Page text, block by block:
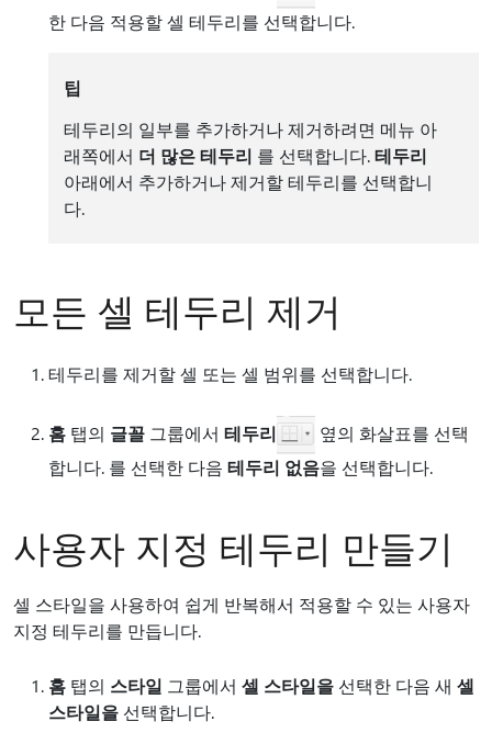
한 다음 적용할 셀 테두리를 선택합니다.
팁
테두리의 일부를 추가하거나 제거하려면 메뉴 아
래쪽에서 더 많은 테두리 를 선택합니다.테두리
아래에서 추가하거나 제거할 테두리를 선택합니
다.
모든 셀 테두리 제거
테두리를 제거할 셀 또는 셀 범위를 선택합니다.
홈 탭의 글꼴 그룹에서 테두리
옆의 화살표를 선택
합니다. 를 선택한 다음 테두리 없음을 선택합니다.
사용자 지정 테두리 만들기
셀 스타일을 사용하여 쉽게 반복해서 적용할 수 있는 사용자
지정 테두리를 만듭니다.
홈 탭의 스타일 그룹에서 셀 스타일을 선택한 다음 새 셀
스타일을 선택합니다.